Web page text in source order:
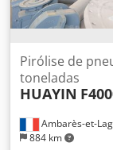
Ambarès-et-
884 km
Pirólise de
toneladas
HUAYIN